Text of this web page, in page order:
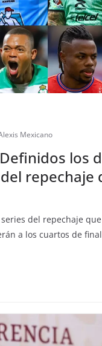
Mexicano
Definidos los
repechaje
series del repechaje
a los cuartos de